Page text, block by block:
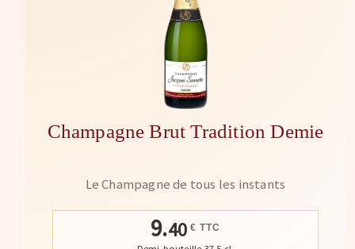
Champagne Brut Tradition Demie
Le Champagne de tous les instants
9.40€ TTC